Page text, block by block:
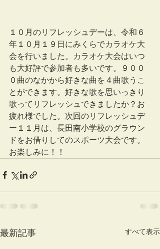
１０月のリフレッシュデーは、令和６
年１０月１９日にみくらでカラオケ大
会を行いました。カラオケ大会はいつ
も大好評で参加者も多いです。９００
０曲のなかから好きな曲を４曲歌うこ
とができます。好きな歌を思いっきり
歌ってリフレッシュできましたか？お
疲れ様でした。次回のリフレッシュデ
ー１１月は、長田南小学校のグラウン
ドをお借りしてのスポーツ大会です。
お楽しみに！！
最新記事 すべて表示